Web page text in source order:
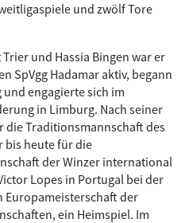
und zwölf Tore
und Hassia Bingen war er
SpVgg Hadamar aktiv, begann
engagierte sich im
in Limburg. Nach seiner
die Traditionsmannschaft des
bis heute für die
der Winzer international
Lopes in Portugal bei der
Europameisterschaft der
ein Heimspiel. Im